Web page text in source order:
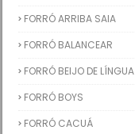
FORRÓ ARRIBA SAIA
FORRÓ BALANCEAR
FORRÓ BEIJO DE LÍNGUA
FORRÓ BOYS
FORRÓ CACUÁ